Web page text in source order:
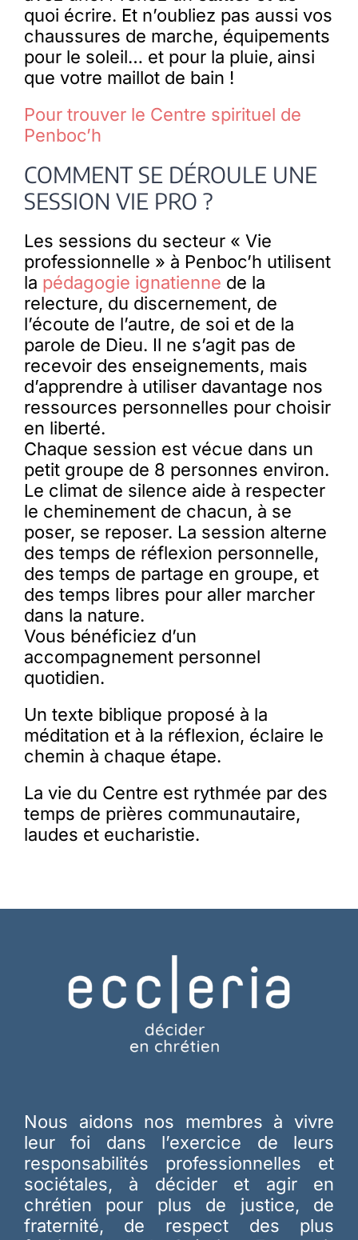
quoi écrire. Et n’oubliez pas aussi vos
chaussures de marche, équipements
pour le soleil… et pour la pluie, ainsi
que votre maillot de bain !
Pour trouver le Centre spirituel de
Penboc’h
COMMENT SE DÉROULE UNE
SESSION VIE PRO ?
Les sessions du secteur « Vie
professionnelle » à Penboc’h utilisent
la pédagogie ignatienne de la
relecture, du discernement, de
l’écoute de l’autre, de soi et de la
parole de Dieu. Il ne s’agit pas de
recevoir des enseignements, mais
d’apprendre à utiliser davantage nos
ressources personnelles pour choisir
en liberté.
Chaque session est vécue dans un
petit groupe de 8 personnes environ.
Le climat de silence aide à respecter
le cheminement de chacun, à se
poser, se reposer. La session alterne
des temps de réflexion personnelle,
des temps de partage en groupe, et
des temps libres pour aller marcher
dans la nature.
Vous bénéficiez d’un
accompagnement personnel
quotidien.
Un texte biblique proposé à la
méditation et à la réflexion, éclaire le
chemin à chaque étape.
La vie du Centre est rythmée par des
temps de prières communautaire,
laudes et eucharistie.
Nous aidons nos membres à vivre
leur foi dans l’exercice de leurs
responsabilités professionnelles et
sociétales, à décider et agir en
chrétien pour plus de justice, de
fraternité, de respect des plus